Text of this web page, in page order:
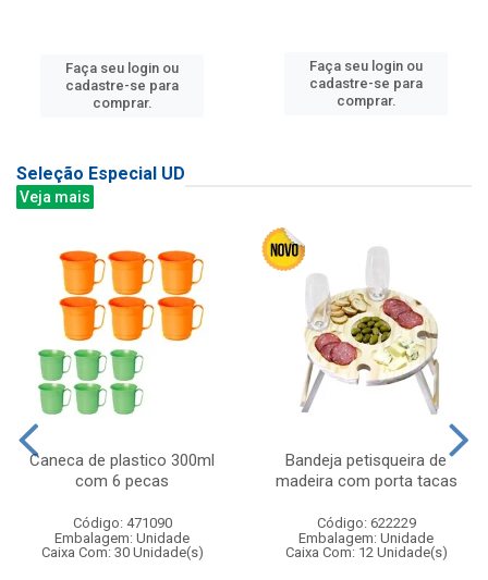
Faça seu login ou
cadastre-se para
comprar.
Faça seu login ou
cadastre-se para
comprar.
Seleção Especial UD
Veja mais
Caneca de plastico 300ml
com 6 pecas
Código: 471090
Embalagem: Unidade
Caixa Com: 30 Unidade(s)
Bandeja petisqueira de
madeira com porta tacas
Código: 622229
Embalagem: Unidade
Caixa Com: 12 Unidade(s)